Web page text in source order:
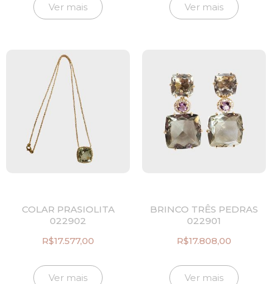
Ver mais Ver mais
COLAR PRASIOLITA
022902
R$17.577,00
Ver mais
BRINCO TRÊS PEDRAS
022901
R$17.808,00
Ver mais